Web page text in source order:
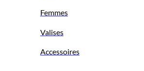
Femmes
Valises
Accessoires